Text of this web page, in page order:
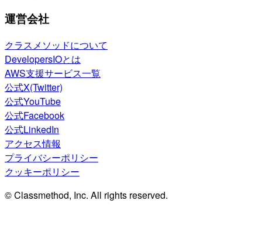
運営会社
クラスメソッドについて
DevelopersIOとは
AWS支援サービス一覧
公式X(Twitter)
公式YouTube
公式Facebook
公式LinkedIn
アクセス情報
プライバシーポリシー
クッキーポリシー
© Classmethod, Inc. All rights reserved.